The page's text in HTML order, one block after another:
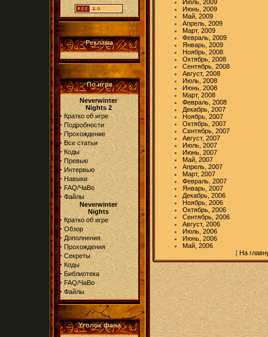
Реклама
По игре
Neverwinter
Nights 2
· Кратко об игре
· Подробности
· Прохождение
· Все статьи
· Коды
· Превью
· Интервью
· Навыки
· FAQ/ЧаВо
· Файлы
Neverwinter
Nights
· Кратко об игре
· Обзор
· Дополнения
· Прохождения
· Секреты
· Коды
· Библиотека
· FAQ/ЧаВо
· Файлы
Уголок фана
Июль, 2009
Июнь, 2009
Май, 2009
Апрель, 2009
Март, 2009
Февраль, 2009
Январь, 2009
Ноябрь, 2008
Октябрь, 2008
Сентябрь, 2008
Август, 2008
Июль, 2008
Июнь, 2008
Март, 2008
Февраль, 2008
Декабрь, 2007
Ноябрь, 2007
Октябрь, 2007
Сентябрь, 2007
Август, 2007
Июль, 2007
Июнь, 2007
Май, 2007
Апрель, 2007
Март, 2007
Февраль, 2007
Январь, 2007
Декабрь, 2006
Ноябрь, 2006
Октябрь, 2006
Сентябрь, 2006
Август, 2006
Июль, 2006
Июнь, 2006
Май, 2006
[ На